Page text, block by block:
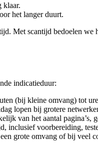
klaar.
het langer duurt.
Met scantijd bedoelen
indicatieduur:
(bij kleine omvang) tot
lopen bij grotere
van het aantal pagina’s,
inclusief voorbereiding,
grote omvang of bij veel